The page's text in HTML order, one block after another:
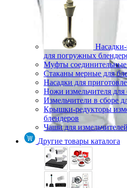
для погружных
Муфты соединительные
Стаканы мерные для
Насадки для
Ножи измельчителя для
Измельчители в сборе
Крышки-редукторы
блендеров
Чаши для
Другие товары каталога